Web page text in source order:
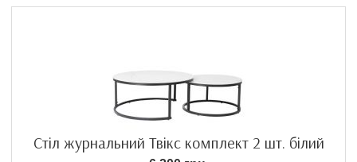
Стіл журнальний Твікс комплект 2 шт. білий